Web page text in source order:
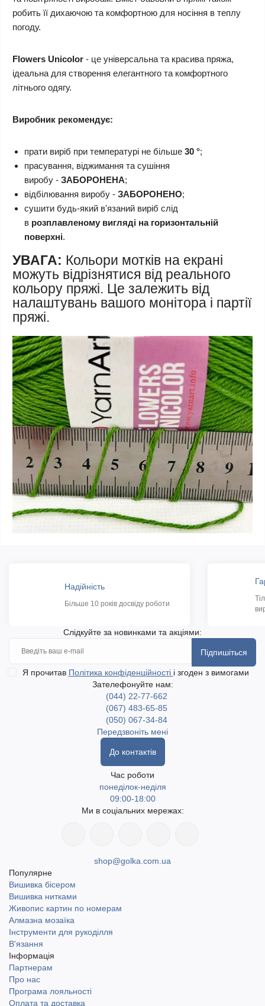
робить її дихаючою та комфортною для носіння в теплу
погоду.
Flowers Unicolor - це універсальна та красива пряжа,
ідеальна для створення елегантного та комфортного
літнього одягу.
Виробник рекомендує:
прати виріб при температурі не більше 30 °;
прасування, віджимання та сушіння
виробу - ЗАБОРОНЕНА;
відбілювання виробу - ЗАБОРОНЕНО;
сушити будь-який в'язаний виріб слід
в розплавленому вигляді на горизонтальній
поверхні.
УВАГА: Кольори мотків на екрані
можуть відрізнятися від реального
кольору пряжі. Це залежить від
налаштувань вашого монітора і партії
пряжі.
Надійність
Більше 10 років досвіду роботи
Слідкуйте за новинками та акціями:
Підпишіться
Я прочитав Політика конфіденційності і згоден з вимогами
Зателефонуйте нам:
(044) 22-77-662
(067) 483-65-85
(050) 067-34-84
Передзвоніть мені
До контактів
Час роботи
понеділок-неділя
09:00-18:00
Ми в соціальних мережах:
shop@golka.com.ua
Популярне
Вишивка бісером
Вишивка нитками
Живопис картин по номерам
Алмазна мозаїка
Інструменти для рукоділля
В'язання
Інформація
Партнерам
Про нас
Програма лояльності
Оплата та доставка